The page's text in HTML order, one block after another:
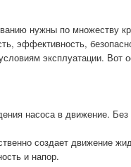
нужны по множеству
эффективность,
эксплуатации. Вот
насоса в движение. Без
создает движение
и напор.